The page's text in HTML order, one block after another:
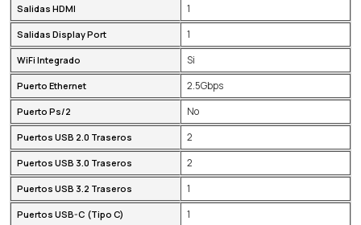
Salidas HDMI 1
Salidas Display Port 1
WiFi Integrado Si
Puerto Ethernet 2.5Gbps
Puerto Ps/2 No
Puertos USB 2.0 Traseros 2
Puertos USB 3.0 Traseros 2
Puertos USB 3.2 Traseros 1
Puertos USB-C (Tipo C) 1